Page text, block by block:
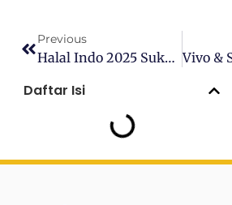
Previous
Halal Indo 2025 Sukses Himpun Komitmen Investasi Sampai Rp7,2 Triliun
Daftar Isi